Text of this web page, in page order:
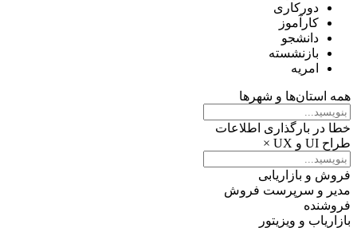
دورکاری
کارآموز
دانشجو
بازنشسته
امریه
همه استان‌ها و شهرها
خطا در بارگذاری اطلاعات
طراح UI و UX
×
فروش و بازاریابی
مدیر و سرپرست فروش
فروشنده
بازاریاب و ویزیتور